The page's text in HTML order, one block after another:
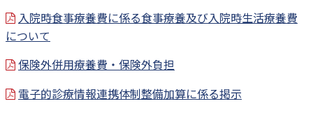
入院時食事療養費に係る食事療養及び入院時生活療養費
について
保険外併用療養費・保険外負担
電子的診療情報連携体制整備加算に係る掲示